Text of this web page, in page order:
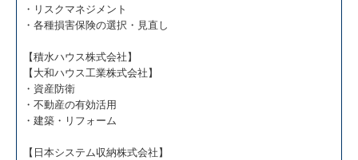
・リスクマネジメント
・各種損害保険の選択・見直し
【積水ハウス株式会社】
【大和ハウス工業株式会社】
・資産防衛
・不動産の有効活用
・建築・リフォーム
【日本システム収納株式会社】